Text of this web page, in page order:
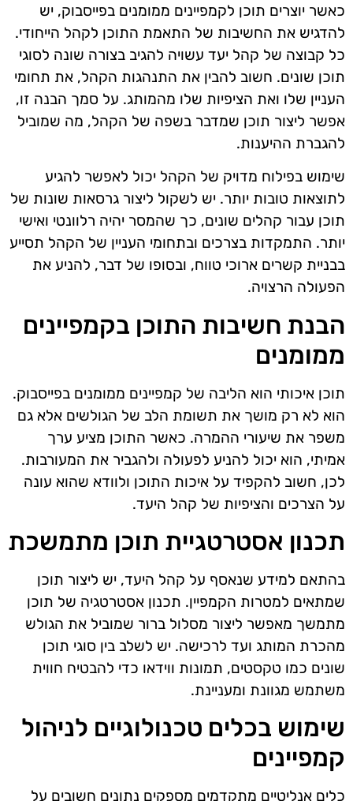
כאשר יוצרים תוכן לקמפיינים ממומנים בפייסבוק, יש
להדגיש את החשיבות של התאמת התוכן לקהל הייחודי.
כל קבוצה של קהל יעד עשויה להגיב בצורה שונה לסוגי
תוכן שונים. חשוב להבין את התנהגות הקהל, את תחומי
העניין שלו ואת הציפיות שלו מהמותג. על סמך הבנה זו,
אפשר ליצור תוכן שמדבר בשפה של הקהל, מה שמוביל
להגברת ההיענות.
שימוש בפילוח מדויק של הקהל יכול לאפשר להגיע
לתוצאות טובות יותר. יש לשקול ליצור גרסאות שונות של
תוכן עבור קהלים שונים, כך שהמסר יהיה רלוונטי ואישי
יותר. התמקדות בצרכים ובתחומי העניין של הקהל תסייע
בבניית קשרים ארוכי טווח, ובסופו של דבר, להניע את
הפעולה הרצויה.
הבנת חשיבות התוכן בקמפיינים
ממומנים
תוכן איכותי הוא הליבה של קמפיינים ממומנים בפייסבוק.
הוא לא רק מושך את תשומת הלב של הגולשים אלא גם
משפר את שיעורי ההמרה. כאשר התוכן מציע ערך
אמיתי, הוא יכול להניע לפעולה ולהגביר את המעורבות.
לכן, חשוב להקפיד על איכות התוכן ולוודא שהוא עונה
על הצרכים והציפיות של קהל היעד.
תכנון אסטרטגיית תוכן מתמשכת
בהתאם למידע שנאסף על קהל היעד, יש ליצור תוכן
שמתאים למטרות הקמפיין. תכנון אסטרטגיה של תוכן
מתמשך מאפשר ליצור מסלול ברור שמוביל את הגולש
מהכרת המותג ועד לרכישה. יש לשלב בין סוגי תוכן
שונים כמו טקסטים, תמונות ווידאו כדי להבטיח חווית
משתמש מגוונת ומעניינת.
שימוש בכלים טכנולוגיים לניהול
קמפיינים
כלים אנליטיים מתקדמים מספקים נתונים חשובים על